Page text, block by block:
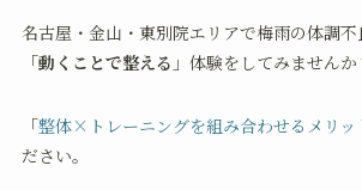
名古屋・金山・東別院エリアで梅雨の体調不
「動くことで整える」 体験をしてみませんか
「整体×トレーニングを組み合わせるメリッ
ださい。